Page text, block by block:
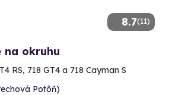
8.7(11)
na okruhu
RS, 718 GT4 a 718 Cayman S
Potôň)